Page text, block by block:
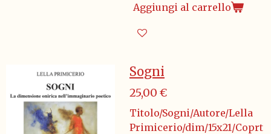
Aggiungi al carrello
Sogni
25,00 €
Titolo/Sogni/Autore/Lella
Primicerio/dim/15x21/Coprt